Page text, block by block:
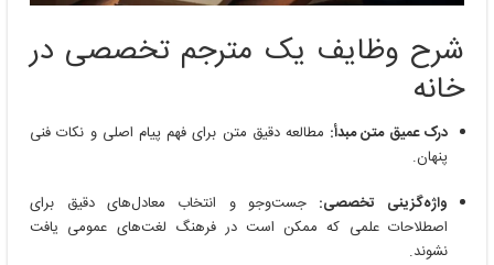
شرح وظایف یک مترجم تخصصی در
خانه
درک عمیق متن مبدأ: مطالعه دقیق متن برای فهم پیام اصلی و نکات فنی
پنهان.
واژه‌گزینی تخصصی: جست‌وجو و انتخاب معادل‌های دقیق برای
اصطلاحات علمی که ممکن است در فرهنگ لغت‌های عمومی یافت
نشوند.